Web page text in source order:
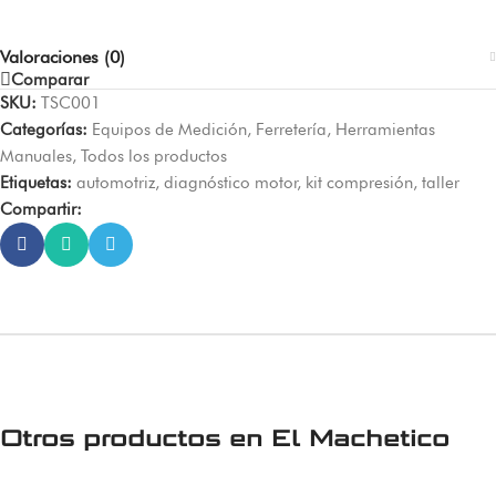
Valoraciones (0)
Comparar
SKU: TSC001
Categorías: Equipos de Medición, Ferretería, Herramientas
Manuales, Todos los productos
Etiquetas: automotriz, diagnóstico motor, kit compresión, taller
Compartir:
Otros productos en El Machetico